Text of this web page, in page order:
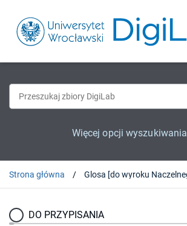
Więcej opcji wyszukiwania
Strona główna
DO PRZYPISANIA